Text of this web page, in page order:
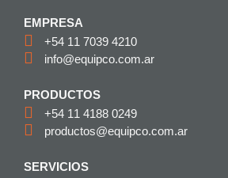
EMPRESA
+54 11 7039 4210
info@equipco.com.ar
PRODUCTOS
+54 11 4188 0249
productos@equipco.com.ar
SERVICIOS